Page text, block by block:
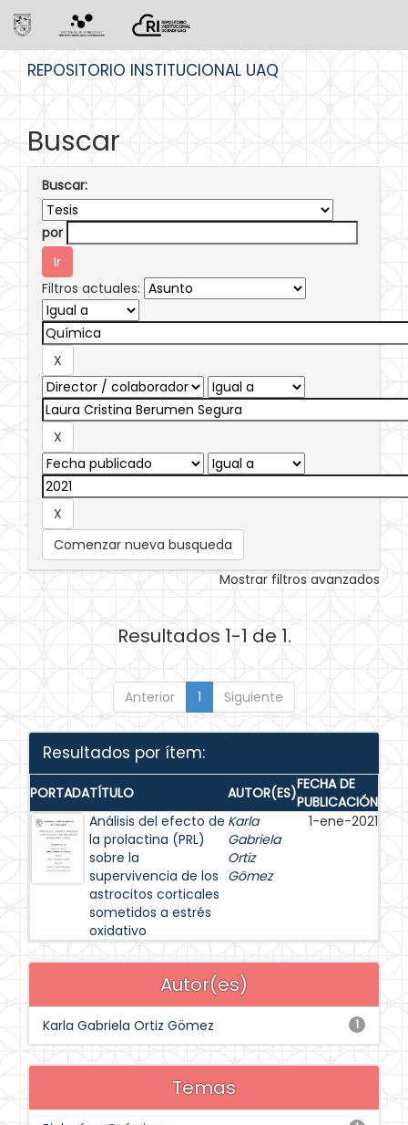
REPOSITORIO INSTITUCIONAL UAQ
Buscar
Buscar:
por
Filtros actuales:
Comenzar nueva busqueda
Mostrar filtros avanzados
Resultados 1-1 de 1.
Anterior 1 Siguiente
Resultados por ítem:
PORTADATÍTULO AUTOR(ES)FECHA DE
PUBLICACIÓN
Análisis del efecto de
la prolactina (PRL)
sobre la
supervivencia de los
astrocitos corticales
sometidos a estrés
oxidativo
Karla
Gabriela
Ortiz
Gömez
1-ene-2021
Autor(es)
1
Karla Gabriela Ortiz Gömez
Temas